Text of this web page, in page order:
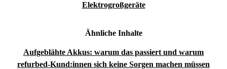
Elektrogroßgeräte
Ähnliche Inhalte
Aufgeblähte Akkus: warum das passiert und warum
refurbed-Kund:innen sich keine Sorgen machen müssen